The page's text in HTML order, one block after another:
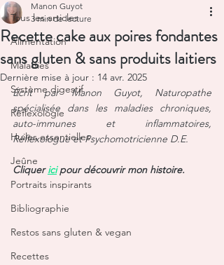
Tous les articles
Alimentation
Maladies
Système digestif
Réflexologie
Huiles essentielles
Jeûne
Portraits inspirants
Bibliographie
Restos sans gluten & vegan
Recettes
Recette cake aux poires fondantes
sans gluten & sans produits laitiers
Manon Guyot
3 min de lecture
Dernière mise à jour : 14 avr. 2025
Écrit par Manon Guyot, Naturopathe
spécialisée dans les maladies chroniques,
auto-immunes et inflammatoires,
Réflexologue et Psychomotricienne D.E.
Cliquer ici pour découvrir mon histoire.